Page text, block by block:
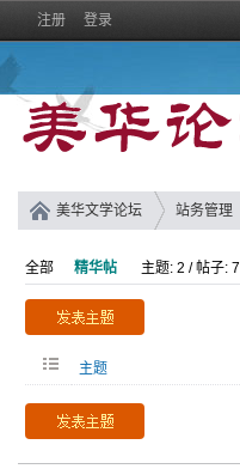
注册 登录
美华文学论坛 站务管理
全部 精华帖 主题: 2 / 帖子: 7
主题